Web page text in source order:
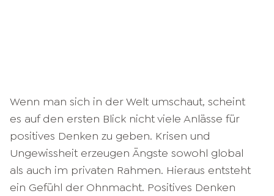
Wenn man sich in der Welt umschaut, scheint
es auf den ersten Blick nicht viele Anlässe für
positives Denken zu geben. Krisen und
Ungewissheit erzeugen Ängste sowohl global
als auch im privaten Rahmen. Hieraus entsteht
ein Gefühl der Ohnmacht. Positives Denken